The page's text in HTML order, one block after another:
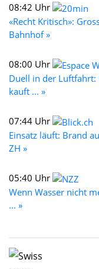
08:42 Uhr
«Recht Kritisch»:
Bahnhof »
08:00 Uhr
Duell in der
kauft ... »
07:44 Uhr
Einsatz läuft: Brand
ZH »
05:40 Uhr
Wenn Wasser nicht
... »